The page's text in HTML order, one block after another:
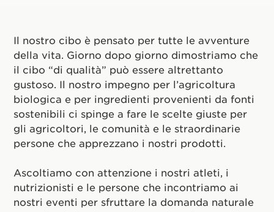
Il nostro cibo è pensato per tutte le avventure
della vita. Giorno dopo giorno dimostriamo che
il cibo “di qualità” può essere altrettanto
gustoso. Il nostro impegno per l’agricoltura
biologica e per ingredienti provenienti da fonti
sostenibili ci spinge a fare le scelte giuste per
gli agricoltori, le comunità e le straordinarie
persone che apprezzano i nostri prodotti.
Ascoltiamo con attenzione i nostri atleti, i
nutrizionisti e le persone che incontriamo ai
nostri eventi per sfruttare la domanda naturale